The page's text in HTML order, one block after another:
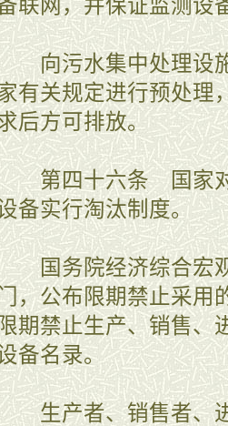
联网，并保证监测设
污水集中处理设施
有关规定进行预处理
后方可排放。
四十六条 国家对
备实行淘汰制度。
务院经济综合宏观
，公布限期禁止采用
期禁止生产、销售、
备名录。
产者、销售者、进